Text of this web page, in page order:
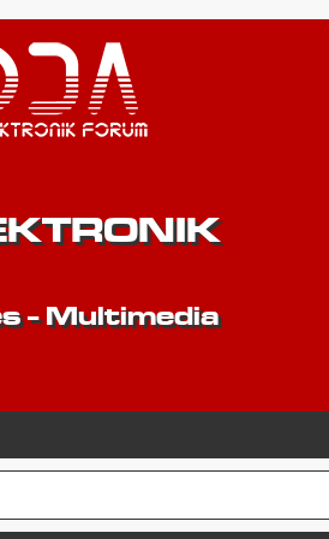
- Multimedia